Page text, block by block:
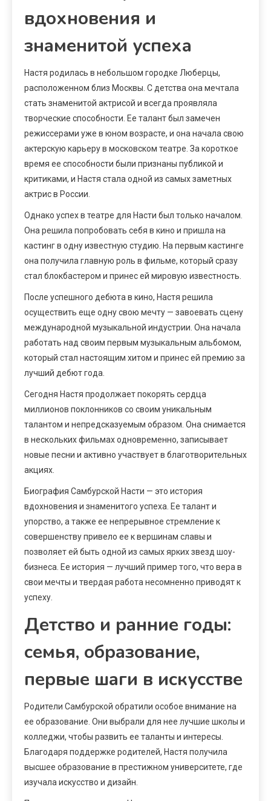
вдохновения и
знаменитой успеха
Настя родилась в небольшом городке Люберцы,
расположенном близ Москвы. С детства она мечтала
стать знаменитой актрисой и всегда проявляла
творческие способности. Ее талант был замечен
режиссерами уже в юном возрасте, и она начала свою
актерскую карьеру в московском театре. За короткое
время ее способности были признаны публикой и
критиками, и Настя стала одной из самых заметных
актрис в России.
Однако успех в театре для Насти был только началом.
Она решила попробовать себя в кино и пришла на
кастинг в одну известную студию. На первым кастинге
она получила главную роль в фильме, который сразу
стал блокбастером и принес ей мировую известность.
После успешного дебюта в кино, Настя решила
осуществить еще одну свою мечту — завоевать сцену
международной музыкальной индустрии. Она начала
работать над своим первым музыкальным альбомом,
который стал настоящим хитом и принес ей премию за
лучший дебют года.
Сегодня Настя продолжает покорять сердца
миллионов поклонников со своим уникальным
талантом и непредсказуемым образом. Она снимается
в нескольких фильмах одновременно, записывает
новые песни и активно участвует в благотворительных
акциях.
Биография Самбурской Насти — это история
вдохновения и знаменитого успеха. Ее талант и
упорство, а также ее непрерывное стремление к
совершенству привело ее к вершинам славы и
позволяет ей быть одной из самых ярких звезд шоу-
бизнеса. Ее история — лучший пример того, что вера в
свои мечты и твердая работа несомненно приводят к
успеху.
Детство и ранние годы:
семья, образование,
первые шаги в искусстве
Родители Самбурской обратили особое внимание на
ее образование. Они выбрали для нее лучшие школы и
колледжи, чтобы развить ее таланты и интересы.
Благодаря поддержке родителей, Настя получила
высшее образование в престижном университете, где
изучала искусство и дизайн.